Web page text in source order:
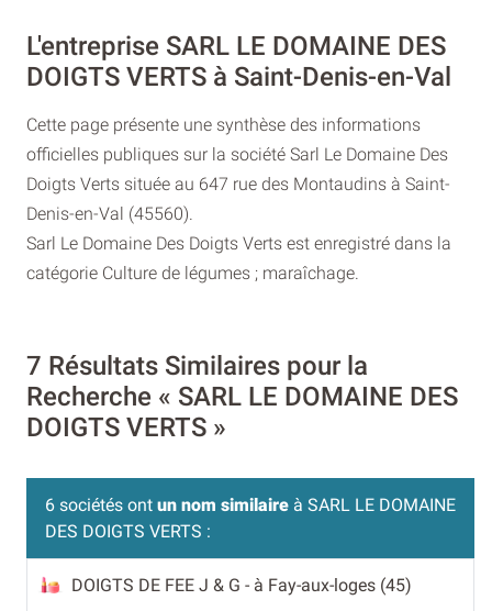
L'entreprise SARL LE DOMAINE DES
DOIGTS VERTS à Saint-Denis-en-Val
Cette page présente une synthèse des informations
officielles publiques sur la société Sarl Le Domaine Des
Doigts Verts située au 647 rue des Montaudins à Saint-
Denis-en-Val (45560).
Sarl Le Domaine Des Doigts Verts est enregistré dans la
catégorie Culture de légumes ; maraîchage.
7 Résultats Similaires pour la
Recherche « SARL LE DOMAINE DES
DOIGTS VERTS »
6 sociétés ont un nom similaire à SARL LE DOMAINE
DES DOIGTS VERTS :
DOIGTS DE FEE J & G - à Fay-aux-loges (45)